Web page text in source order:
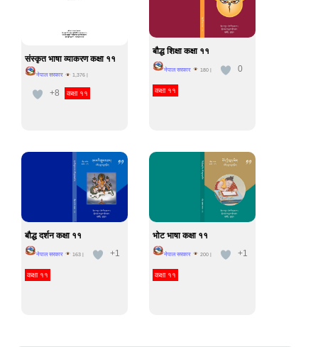
संस्कृत भाषा व्याकरण कक्षा ११
नेपाल सरकार 1,376|
+8 कक्षा ११
बौद्ध शिक्षा कक्षा ११
नेपाल सरकार 180| 0
कक्षा ११
बौद्ध दर्शन कक्षा ११
नेपाल सरकार 163| +1
कक्षा ११
भोट भाषा कक्षा ११
नेपाल सरकार 200| +1
कक्षा ११